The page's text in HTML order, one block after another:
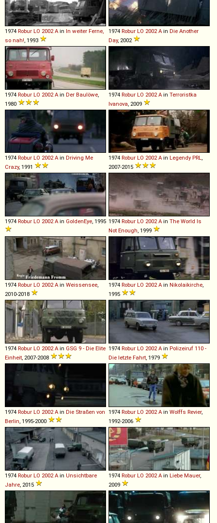
1974 Robur LO 2002 A in In weiter Ferne,
so nah! , 1993
1974 Robur LO 2002 A in Die Another
Day, 2002
1974 Robur LO 2002 A in Der Baulöwe
1980
1974 Robur LO 2002 A in Terroristka
Ivanova , 2009
1974 Robur LO 2002 A in Driving Me
Crazy, 1991
1974 Robur LO 2002 A in Legendy PRL,
2007-2015
1974 Robur LO 2002 A in GoldenEye, 1995 1974 Robur LO 2002 A in The World Is
Not Enough, 1999
1974 Robur LO 2002 A in Weissensee,
2010-2018
1974 Robur LO 2002 A in Nikolaikirche,
1995
1974 Robur LO 2002 A in GSG 9 - Die Elite
Einheit, 2007-2008
1974 Robur LO 2002 A in Polizeiruf 110 -
Die letzte Fahrt, 1979
1974 Robur LO 2002 A in Die Straßen von
Berlin, 1995-2000
1974 Robur LO 2002 A in Wolffs Revier,
1992-2006
1974 Robur LO 2002 A in Unsichtbare
Jahre, 2015
1974 Robur LO 2002 A in Liebe Mauer,
2009